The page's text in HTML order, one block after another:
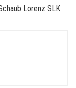
Lorenz SLK